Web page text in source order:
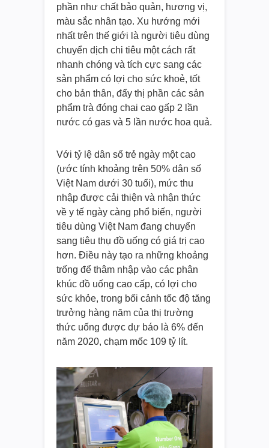
phần như chất bảo quản, hương vị,
màu sắc nhân tạo. Xu hướng mới
nhất trên thế giới là người tiêu dùng
chuyển dịch chi tiêu một cách rất
nhanh chóng và tích cực sang các
sản phẩm có lợi cho sức khoẻ, tốt
cho bản thân, đẩy thị phần các sản
phẩm trà đóng chai cao gấp 2 lần
nước có gas và 5 lần nước hoa quả.
Với tỷ lệ dân số trẻ ngày một cao
(ước tính khoảng trên 50% dân số
Việt Nam dưới 30 tuổi), mức thu
nhập được cải thiện và nhận thức
về y tế ngày càng phổ biến, người
tiêu dùng Việt Nam đang chuyển
sang tiêu thụ đồ uống có giá trị cao
hơn. Điều này tạo ra những khoảng
trống để thâm nhập vào các phân
khúc đồ uống cao cấp, có lợi cho
sức khỏe, trong bối cảnh tốc độ tăng
trưởng hàng năm của thị trường
thức uống được dự báo là 6% đến
năm 2020, chạm mốc 109 tỷ lít.